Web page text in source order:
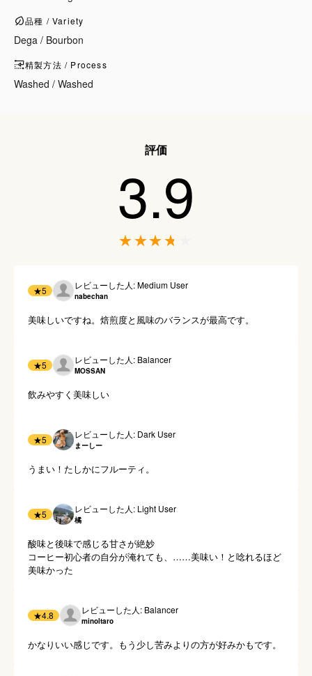
品種 / Variety
Dega / Bourbon
精製方法 / Process
Washed / Washed
評価
3.9
★5 レビューした人: Medium User
nabechan
美味しいですね。焙煎度と風味のバランスが最高です。
★5 レビューした人: Balancer
MOSSAN
飲みやすく美味しい
★5 レビューした人: Dark User
まーしー
うまい！たしかにフルーティ。
★5 レビューした人: Light User
橘
酸味と後味で感じる甘さが絶妙
コーヒー初心者の自分が淹れても、……美味い！と唸れるほど
美味かった
★4.8 レビューした人: Balancer
minoltaro
かなりいい感じです。もう少し苦みよりの方が好みかもです。